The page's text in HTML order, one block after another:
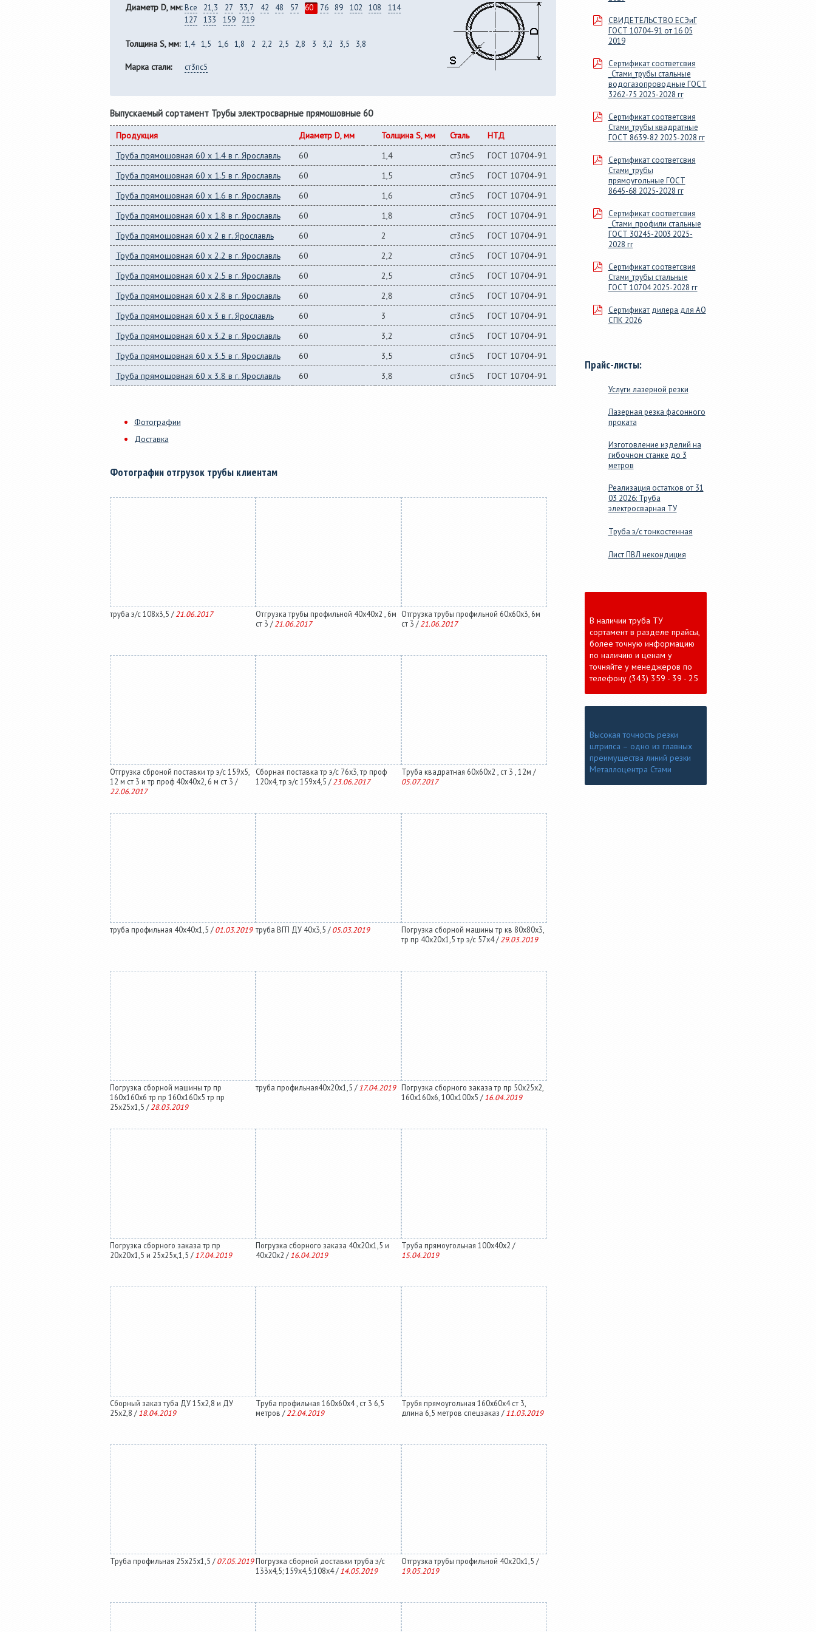
Диаметр D, мм: Все 21,3 27 33,7 42 48 57 60 76 89 102 108
114
127
133 159 219
Толщина S, мм: 1,4 1,5 1,6 1,8 2 2,2 2,5 2,8 3 3,2 3,5 3,8
Марка стали: ст3пс5
Выпускаемый сортамент Трубы электросварные прямошовные 60
Продукция Диаметр D, мм Толщина S, мм Сталь
НТД
Труба прямошовная 60 x 1.4 в г. Ярославль
60 1,4 ст3пс5
ГОСТ 10704-91
Труба прямошовная 60 x 1.5 в г. Ярославль
60 1,5 ст3пс5
ГОСТ 10704-91
Труба прямошовная 60 x 1.6 в г. Ярославль
60 1,6 ст3пс5
ГОСТ 10704-91
Труба прямошовная 60 x 1.8 в г. Ярославль
60 1,8 ст3пс5
ГОСТ 10704-91
Труба прямошовная 60 x 2 в г. Ярославль
60 2 ст3пс5
ГОСТ 10704-91
Труба прямошовная 60 x 2.2 в г. Ярославль
60 2,2 ст3пс5
ГОСТ 10704-91
Труба прямошовная 60 x 2.5 в г. Ярославль
60 2,5 ст3пс5
ГОСТ 10704-91
Труба прямошовная 60 x 2.8 в г. Ярославль
60 2,8 ст3пс5
ГОСТ 10704-91
Труба прямошовная 60 x 3 в г. Ярославль
60 3 ст3пс5
ГОСТ 10704-91
Труба прямошовная 60 x 3.2 в г. Ярославль
60 3,2 ст3пс5
ГОСТ 10704-91
Труба прямошовная 60 x 3.5 в г. Ярославль
60 3,5 ст3пс5
ГОСТ 10704-91
Труба прямошовная 60 x 3.8 в г. Ярославль
60 3,8 ст3пс5 ГОСТ 10704-91
Фотографии
Доставка
Фотографии отгрузок трубы клиентам
труба э/с 108х3,5 / 21.06.2017
Отгрузка трубы профильной 40х40х2 , 6м
ст 3 / 21.06.2017
Отгрузка трубы профильной 60х60х3, 6м
ст 3 / 21.06.2017
Отгрузка сброной поставки тр э/с 159х5,
12 м ст 3 и тр проф 40х40х2, 6 м ст 3 /
22.06.2017
Сборная поставка тр э/с 76х3, тр проф
120х4, тр э/с 159х4,5 / 23.06.2017
Труба квадратная 60х60х2 , ст 3 , 12м /
05.07.2017
труба профильная 40х40х1,5 /01.03.2019 труба ВГП ДУ 40х3,5 /05.03.2019
Погрузка сборной машины тр кв 80х80х3,
тр пр 40х20х1,5 тр э/с 57х4 / 29.03.2019
Погрузка сборной машины тр пр
160х160х6 тр пр 160х160х5 тр пр
25х25х1,5 / 28.03.2019
труба профильная40х20х1,5 / 17.04.2019
Погрузка сборного заказа тр пр 50х25х2,
160х160х6, 100х100х5 / 16.04.2019
Погрузка сборного заказа тр пр
20х20х1,5 и 25х25х,1,5 / 17.04.2019
Погрузка сборного заказа 40х20х1,5 и
40х20х2 / 16.04.2019
Труба прямоугольная 100х40х2 /
15.04.2019
Сборный заказ туба ДУ 15х2,8 и ДУ
25х2,8 / 18.04.2019
Труба профильная 160х60х4 , ст 3 6,5
метров / 22.04.2019
Трубя прямоугольная 160х60х4 ст 3,
длина 6,5 метров спецзаказ / 11.03.2019
Труба профильная 25х25х1,5 /07.05.2019 Погрузка сборной доставки труба э/с
133х4,5; 159х4,5;108х4 / 14.05.2019
Отгрузка трубы профильной 40х20х1,5 /
19.05.2019
СВИДЕТЕЛЬСТВО ЕСЭиГ
ГОСТ 10704-91 от 16 05
2019
Сертификат соответсвия
_Стами_трубы стальные
водогазопроводные ГОСТ
3262-75 2025-2028 гг
Сертификат соответсвия
Стами_трубы квадратные
ГОСТ 8639-82 2025-2028 гг
Сертификат соответсвия
Стами_трубы
прямоугольные ГОСТ
8645-68 2025-2028 гг
Сертификат соответсвия
_Стами_профили стальные
ГОСТ 30245-2003 2025-
2028 гг
Сертификат соответсвия
Стами_трубы стальные
ГОСТ 10704 2025-2028 гг
Сертификат дилера для АО
СПК 2026
Прайс-листы:
Услуги лазерной резки
Лазерная резка фасонного
проката
Изготовление изделий на
гибочном станке до 3
метров
Реализация остатков от 31
03 2026: Труба
электросварная ТУ
Труба э/с тонкостенная
Лист ПВЛ некондиция
В наличии труба ТУ
сортамент в разделе прайсы,
более точную информацию
по наличию и ценам у
точняйте у менеджеров по
телефону (343) 359 - 39 - 25
Высокая точность резки
штрипса – одно из главных
преимущества линий резки
Металлоцентра Стами